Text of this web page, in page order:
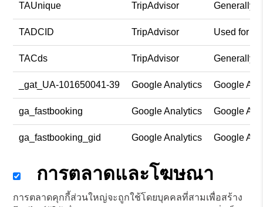
TAUnique TripAdvisor Generally
TADCID TripAdvisor Used for
TACds TripAdvisor Generally
_gat_UA-101650041-39 Google Analytics Google
ga_fastbooking Google Analytics Google
ga_fastbooking_gid Google Analytics Google
การตลาดและโฆษณา
การตลาดคุกกี้ส่วนใหญ่จะถูกใช้โดยบุคคลที่สามเพื่อสร้าง